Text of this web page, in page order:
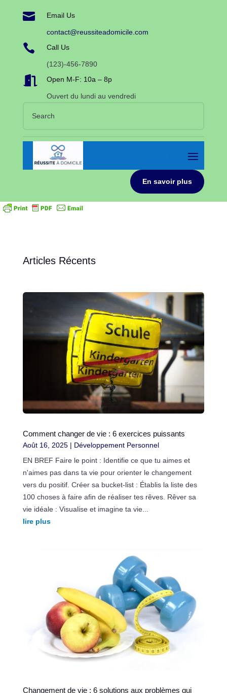
 Email Us
contact@reussiteadomicile.com
 Call Us
(123)-456-7890
 Open M-F: 10a – 8p
Ouvert du lundi au vendredi
En savoir plus
Articles Récents
Comment changer de vie : 6 exercices puissants
Août 16, 2025| Développement Personnel
EN BREF Faire le point : Identifie ce que tu aimes et
n'aimes pas dans ta vie pour orienter le changement
vers du positif. Créer sa bucket-list : Établis la liste des
100 choses à faire afin de réaliser tes rêves. Rêver sa
vie idéale : Visualise et imagine ta vie...
lire plus
Changement de vie : 6 solutions aux problèmes qui